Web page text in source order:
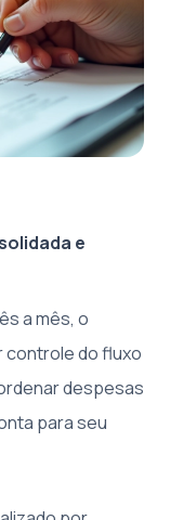
e
a mês, o
controle do fluxo
despesas
para seu